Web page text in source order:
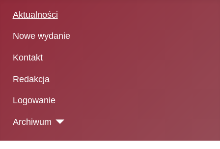
Aktualności
Nowe wydanie
Kontakt
Redakcja
Logowanie
Archiwum